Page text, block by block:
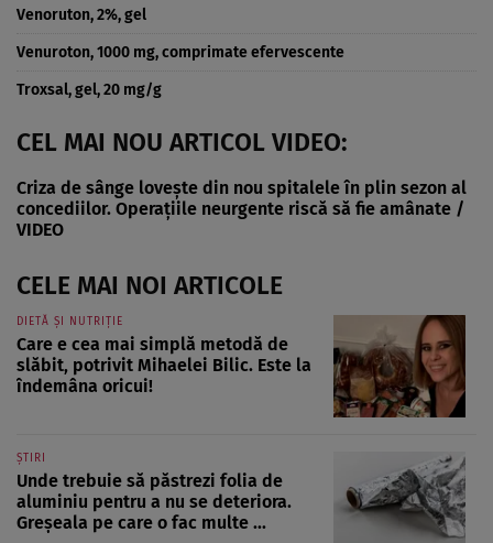
Venoruton, 2%, gel
Venuroton, 1000 mg, comprimate efervescente
Troxsal, gel, 20 mg/g
CEL MAI NOU ARTICOL VIDEO:
Criza de sânge lovește din nou spitalele în plin sezon al
concediilor. Operațiile neurgente riscă să fie amânate /
VIDEO
CELE MAI NOI ARTICOLE
DIETĂ ȘI NUTRIȚIE
Care e cea mai simplă metodă de
slăbit, potrivit Mihaelei Bilic. Este la
îndemâna oricui!
ȘTIRI
Unde trebuie să păstrezi folia de
aluminiu pentru a nu se deteriora.
Greșeala pe care o fac multe ...